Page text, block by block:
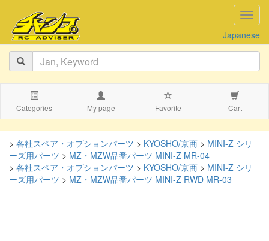
Japanese
Categories My page Favorite Cart
> 各社スペア・オプションパーツ > KYOSHO/京商 > MINI-Z シリ
ーズ用パーツ > MZ・MZW品番パーツ MINI-Z MR-04
> 各社スペア・オプションパーツ > KYOSHO/京商 > MINI-Z シリ
ーズ用パーツ > MZ・MZW品番パーツ MINI-Z RWD MR-03